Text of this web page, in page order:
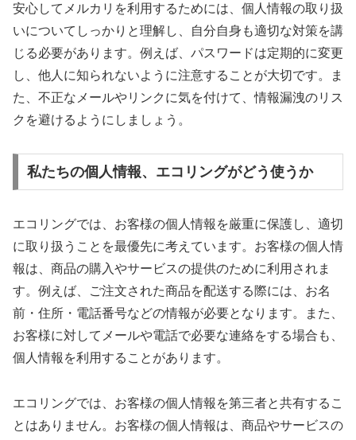
安心してメルカリを利用するためには、個人情報の取り扱
いについてしっかりと理解し、自分自身も適切な対策を講
じる必要があります。例えば、パスワードは定期的に変更
し、他人に知られないように注意することが大切です。ま
た、不正なメールやリンクに気を付けて、情報漏洩のリス
クを避けるようにしましょう。
私たちの個人情報、エコリングがどう使うか
エコリングでは、お客様の個人情報を厳重に保護し、適切
に取り扱うことを最優先に考えています。お客様の個人情
報は、商品の購入やサービスの提供のために利用されま
す。例えば、ご注文された商品を配送する際には、お名
前・住所・電話番号などの情報が必要となります。また、
お客様に対してメールや電話で必要な連絡をする場合も、
個人情報を利用することがあります。
エコリングでは、お客様の個人情報を第三者と共有するこ
とはありません。お客様の個人情報は、商品やサービスの